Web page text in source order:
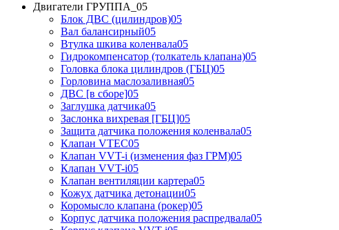
Двигатели ГРУППА_05
Блок ДВС (цилиндров)05
Вал балансирный05
Втулка шкива коленвала05
Гидрокомпенсатор (толкатель клапана)05
Головка блока цилиндров (ГБЦ)05
Горловина маслозаливная05
ДВС [в сборе]05
Заглушка датчика05
Заслонка вихревая [ГБЦ]05
Защита датчика положения коленвала05
Клапан VTEC05
Клапан VVT-i (изменения фаз ГРМ)05
Клапан VVT-i05
Клапан вентиляции картера05
Кожух датчика детонации05
Коромысло клапана (рокер)05
Корпус датчика положения распредвала05